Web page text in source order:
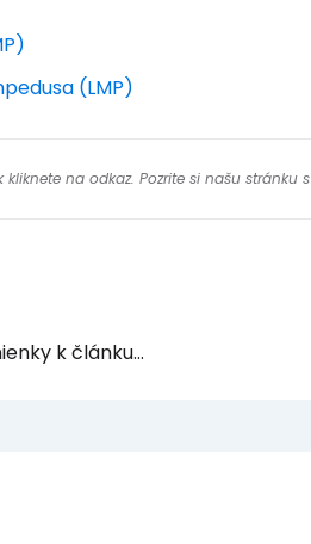
(LMP)
na odkaz. Pozrite si našu stránku s
k článku...